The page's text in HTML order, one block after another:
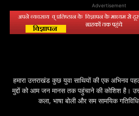
Advertisement
हमारा उत्तराखंड कुछ युवा साथियों की एक अभिनव
मुद्दों को आम जन मानस तक पहुंचाने की कोशिश है।
कला, भाषा बोली और सम सामयिक